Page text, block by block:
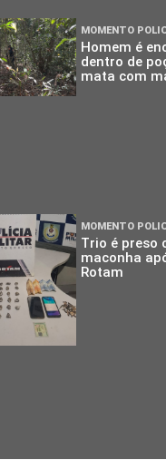
MOMENTO
Homem é
dentro de
mata com
MOMENTO
Trio é preso
maconha
Rotam